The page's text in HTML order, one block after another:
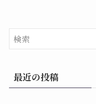
最近の投稿